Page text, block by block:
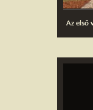
Az